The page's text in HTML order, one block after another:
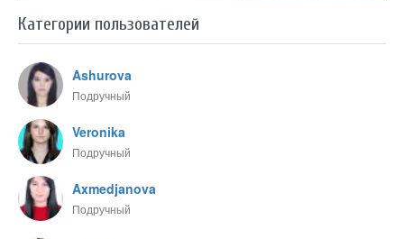
Категории пользователей
Ashurova
Подручный
Veronika
Подручный
Axmedjanova
Подручный